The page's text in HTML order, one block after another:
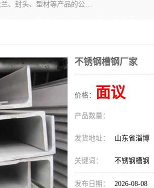
山东华钰金属材料有限公司是一家经营各种不锈钢管材、板材、圆钢、法兰、封头、型材等产品的公司；主营产品有：不锈钢管，激光切割，管件标准件，不锈钢圆钢，不锈钢人孔，不锈钢亮管，不锈钢角钢，不锈钢加工，不锈钢管子，不锈钢工业方管，不锈钢封头，不锈钢法兰，不锈钢阀门，不锈钢槽钢，不锈钢扁钢，不锈钢板等；可为客户制作各种规格的型材及不锈钢配件、非标准件及各种容器具等，能满足客户的不同采购要求。
不锈钢槽钢厂家
价格： 面议
产品数量：
发货地址： 山东省淄博
关键词： 不锈钢槽钢
发布日期： 2026-08-08